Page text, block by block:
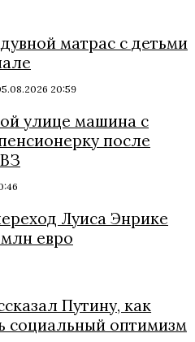
матрас с детьми
20:59
улице машина с
после
Луиса Энрике
евро
Путину, как
социальный оптимизм